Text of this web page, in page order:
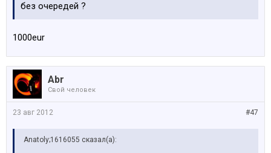
без очередей ?
1000eur
Abr
Свой человек
#47
23 авг 2012
Anatoly;1616055 сказал(а):